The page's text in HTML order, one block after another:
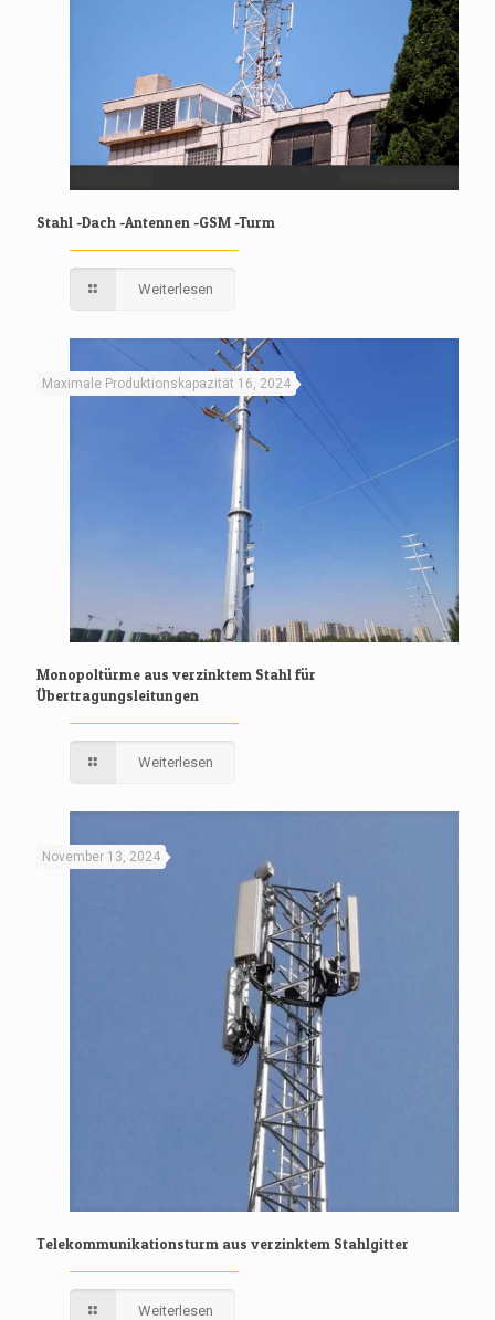
Stahl -Dach -Antennen -GSM -Turm
Weiterlesen
Maximale Produktionskapazität 16, 2024
Monopoltürme aus verzinktem Stahl für
Übertragungsleitungen
Weiterlesen
November 13, 2024
Telekommunikationsturm aus verzinktem Stahlgitter
Weiterlesen